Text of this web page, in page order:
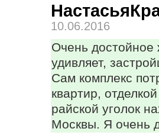
10.06.2016
Очень достойное
удивляет,
Сам комплекс
квартир,
райской уголок
Москвы. Я очень